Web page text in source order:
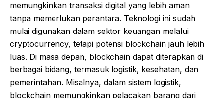
memungkinkan transaksi digital yang lebih aman
tanpa memerlukan perantara. Teknologi ini sudah
mulai digunakan dalam sektor keuangan melalui
cryptocurrency, tetapi potensi blockchain jauh lebih
luas. Di masa depan, blockchain dapat diterapkan di
berbagai bidang, termasuk logistik, kesehatan, dan
pemerintahan. Misalnya, dalam sistem logistik,
blockchain memungkinkan pelacakan barang dari